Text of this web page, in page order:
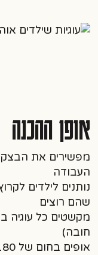
אופן ההכנה
מפשירים את
העבודה
נותנים לילדים
שהם רוצים
מקשטים כל עוגיה
חובה)